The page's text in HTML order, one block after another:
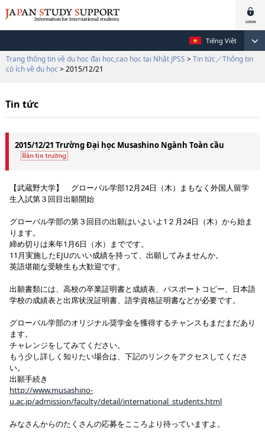
Tiếng Việt
Trang thông tin về du học đại học,cao học tại Nhật JPSS > Tin tức／Thông tin
có ích về du học > 2015/12/21
Tin tức
2015/12/21 Trường Đại học Musashino Ngành Toàn cầu
【武蔵野大学】 グローバル学部12月24日（木）まもなく外国人留学
生入試第３回目出願開始
グローバル学部の第３回目の出願はいよいよ1２月24日（木）から始ま
ります。
締め切りは来年1月6日（水）までです。
11月実施したEJUのいい成績を持って、出願してみませんか。
英語堪能な受験生も大歓迎です。
出願書類には、高校の卒業証明書と成績表、パスポートコピー、日本語
学校の成績表と出席状況証明書、語学資格証明書などが必要です。
グローバル学部のオリジナル奨学金を獲得するチャンスもまだまだあり
ます。
チャレンジをしてみてください。
もう少し詳しく知りたい場合は、下記のリンクをアクセスしてくださ
い。
出願手続き
http://www.musashino-
u.ac.jp/admission/faculty/detail/international_students.html
みなさんからのたくさんの応募をこころより待っていますよ。